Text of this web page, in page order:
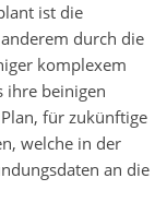
ist die
durch die
komplexem
ihre beinigen
für zukünftige
welche in der
an die